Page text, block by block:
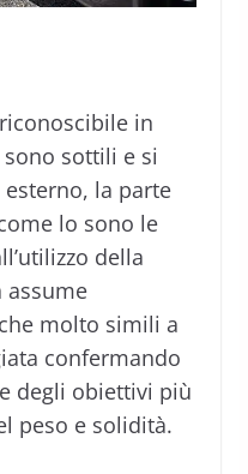
in
sottili e si
la parte
lo sono le
della
assume
molto simili a
confermando
degli obiettivi più
peso e solidità.